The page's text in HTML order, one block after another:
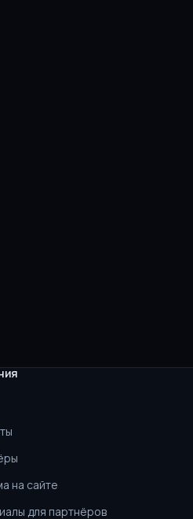
на сайте
для партнёров